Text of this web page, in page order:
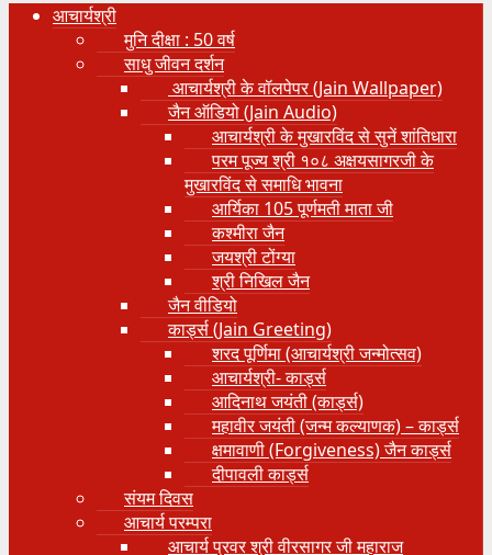
आचार्यश्री
मुनि दीक्षा : 50 वर्ष
साधु जीवन दर्शन
आचार्यश्री के वॉलपेपर (Jain Wallpaper)
जैन ऑडियो (Jain Audio)
आचार्यश्री के मुखारविंद से सुनें शांतिधारा
परम पूज्य श्री १०८ अक्षयसागरजी के
मुखारविंद से समाधि भावना
आर्यिका 105 पूर्णमती माता जी
कश्मीरा जैन
जयश्री टोंग्या
श्री निखिल जैन
जैन वीडियो
कार्ड्स (Jain Greeting)
शरद पूर्णिमा (आचार्यश्री जन्मोत्सव)
आचार्यश्री- कार्ड्स
आदिनाथ जयंती (कार्ड्स)
महावीर जयंती (जन्म कल्याणक) – कार्ड्स
क्षमावाणी (Forgiveness) जैन कार्ड्स
दीपावली कार्ड्स
संयम दिवस
आचार्य परम्परा
आचार्य प्रवर श्री वीरसागर जी महाराज